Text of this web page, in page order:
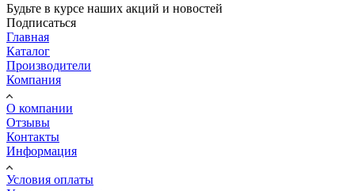
Будьте в курсе наших акций и новостей
Подписаться
Главная
Каталог
Производители
Компания
О компании
Отзывы
Контакты
Информация
Условия оплаты